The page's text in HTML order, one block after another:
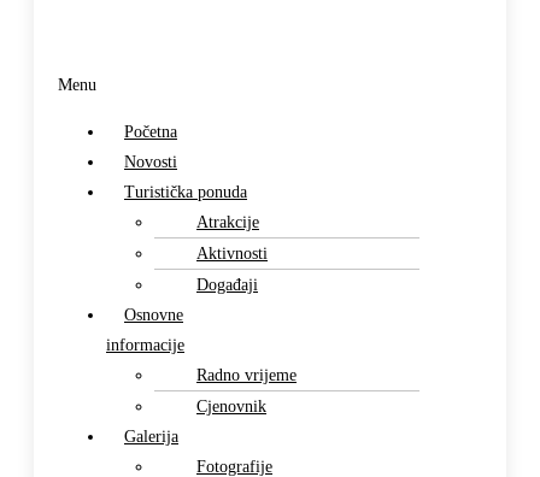
Menu
Početna
Novosti
Turistička ponuda
Atrakcije
Aktivnosti
Događaji
Osnovne
informacije
Radno vrijeme
Cjenovnik
Galerija
Fotografije